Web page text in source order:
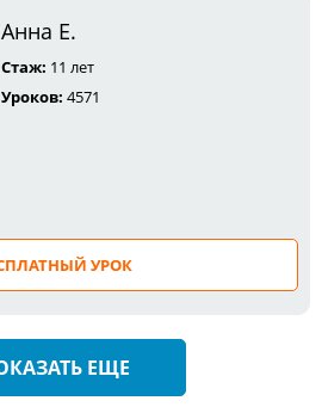
Анна Е.
Стаж: 11 лет
Уроков: 4571
УРОК
ЕЩЕ